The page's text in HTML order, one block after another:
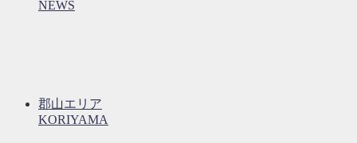
NEWS
郡山エリア
KORIYAMA